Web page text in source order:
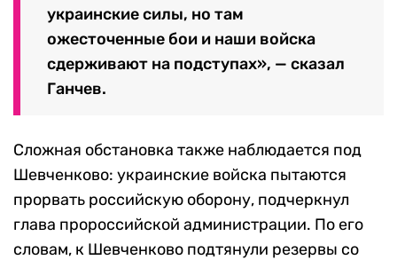
украинские силы, но там
ожесточенные бои и наши войска
сдерживают на подступах», — сказал
Ганчев.
Сложная обстановка также наблюдается под
Шевченково: украинские войска пытаются
прорвать российскую оборону, подчеркнул
глава пророссийской администрации. По его
словам, к Шевченково подтянули резервы со